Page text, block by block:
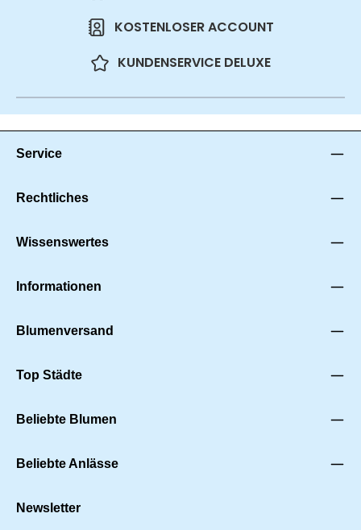
KOSTENLOSER ACCOUNT
KUNDENSERVICE DELUXE
Service
Rechtliches
Wissenswertes
Informationen
Blumenversand
Top Städte
Beliebte Blumen
Beliebte Anlässe
Newsletter